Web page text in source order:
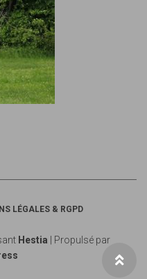
LÉGALES & RGPD
Hestia | Propulsé par